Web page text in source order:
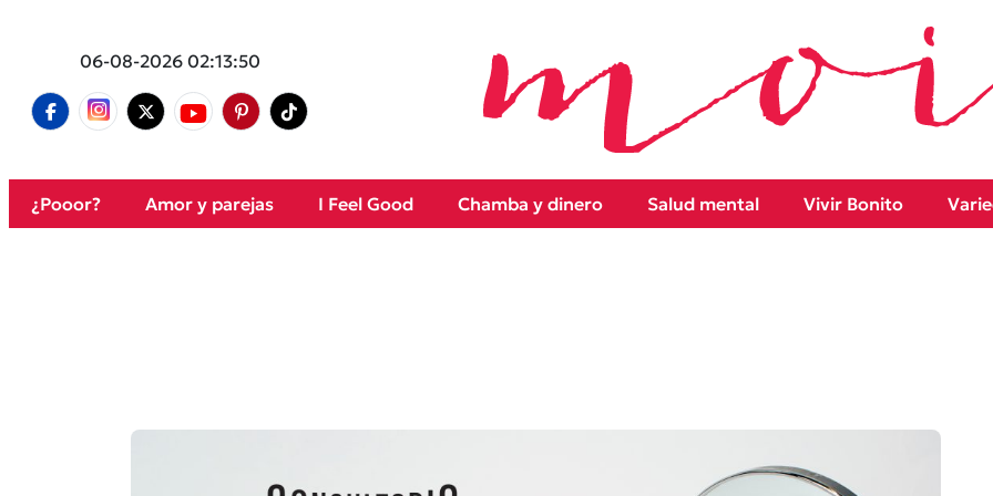
06-08-2026 02:13:50
¿Pooor? Amor y parejas I Feel Good Chamba y dinero Salud mental Vivir Bonito